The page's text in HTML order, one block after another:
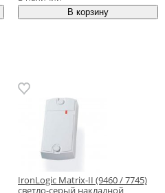
IronLogic Matrix-II (9460 / 7745)
светло-серый накладной